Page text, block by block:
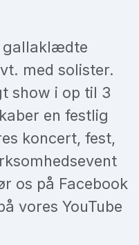
gallaklædte
med solister.
show i op til 3
en festlig
koncert, fest,
os på Facebook
vores YouTube